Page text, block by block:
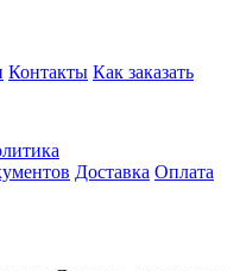
Контакты Как заказать
Доставка Оплата